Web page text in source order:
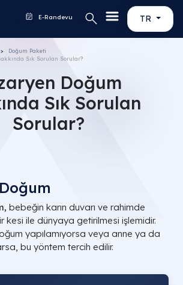
TR
E-Randevu
Doğum Paketi
Sık Sorulan Sorular?
Doğum
Sık Sorulan
Sorular?
bebeğin karın duvarı ve rahimde
kesi ile dünyaya getirilmesi işlemidir.
yapılamıyorsa veya anne ya da
bu yöntem tercih edilir.